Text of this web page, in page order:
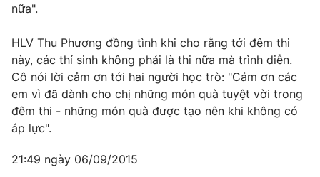
nữa".
HLV Thu Phương đồng tình khi cho rằng tới đêm thi
này, các thí sinh không phải là thi nữa mà trình diễn.
Cô nói lời cảm ơn tới hai người học trò: "Cảm ơn các
em vì đã dành cho chị những món quà tuyệt vời trong
đêm thi - những món quà được tạo nên khi không có
áp lực".
21:49 ngày 06/09/2015